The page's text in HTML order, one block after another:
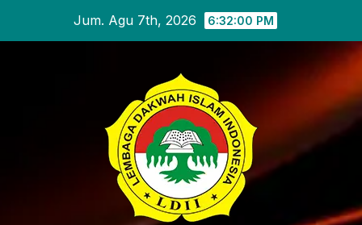
Jum. Agu 7th, 2026 6:32:01 PM